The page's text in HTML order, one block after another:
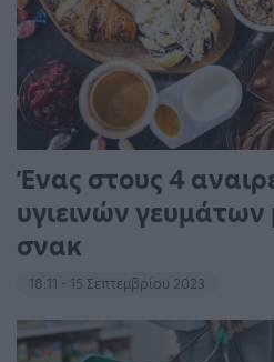
Ένας στους 4
υγιεινών γευμάτων
σνακ
18:11 - 15 Σεπτεμβρίου 2023